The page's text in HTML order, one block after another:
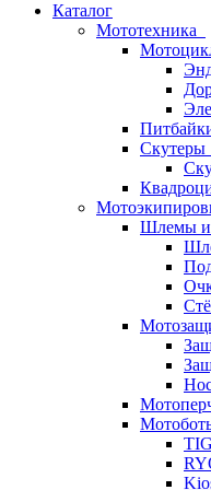
Каталог
Мототехника
Скутеры
Шлемы и